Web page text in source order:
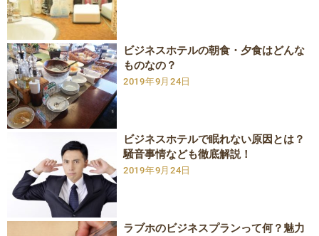
ビジネスホテルの朝食・夕食はどんな
ものなの？
2019年9月24日
ビジネスホテルで眠れない原因とは？
騒音事情なども徹底解説！
2019年9月24日
ラブホのビジネスプランって何？魅力